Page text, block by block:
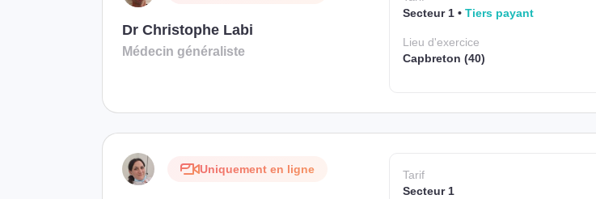
Dr Christophe Labi
Médecin généraliste
Secteur 1
Tiers payant
Lieud'exercice
Capbreton (40)
Uniquement en ligne
Tarif
Secteur 1